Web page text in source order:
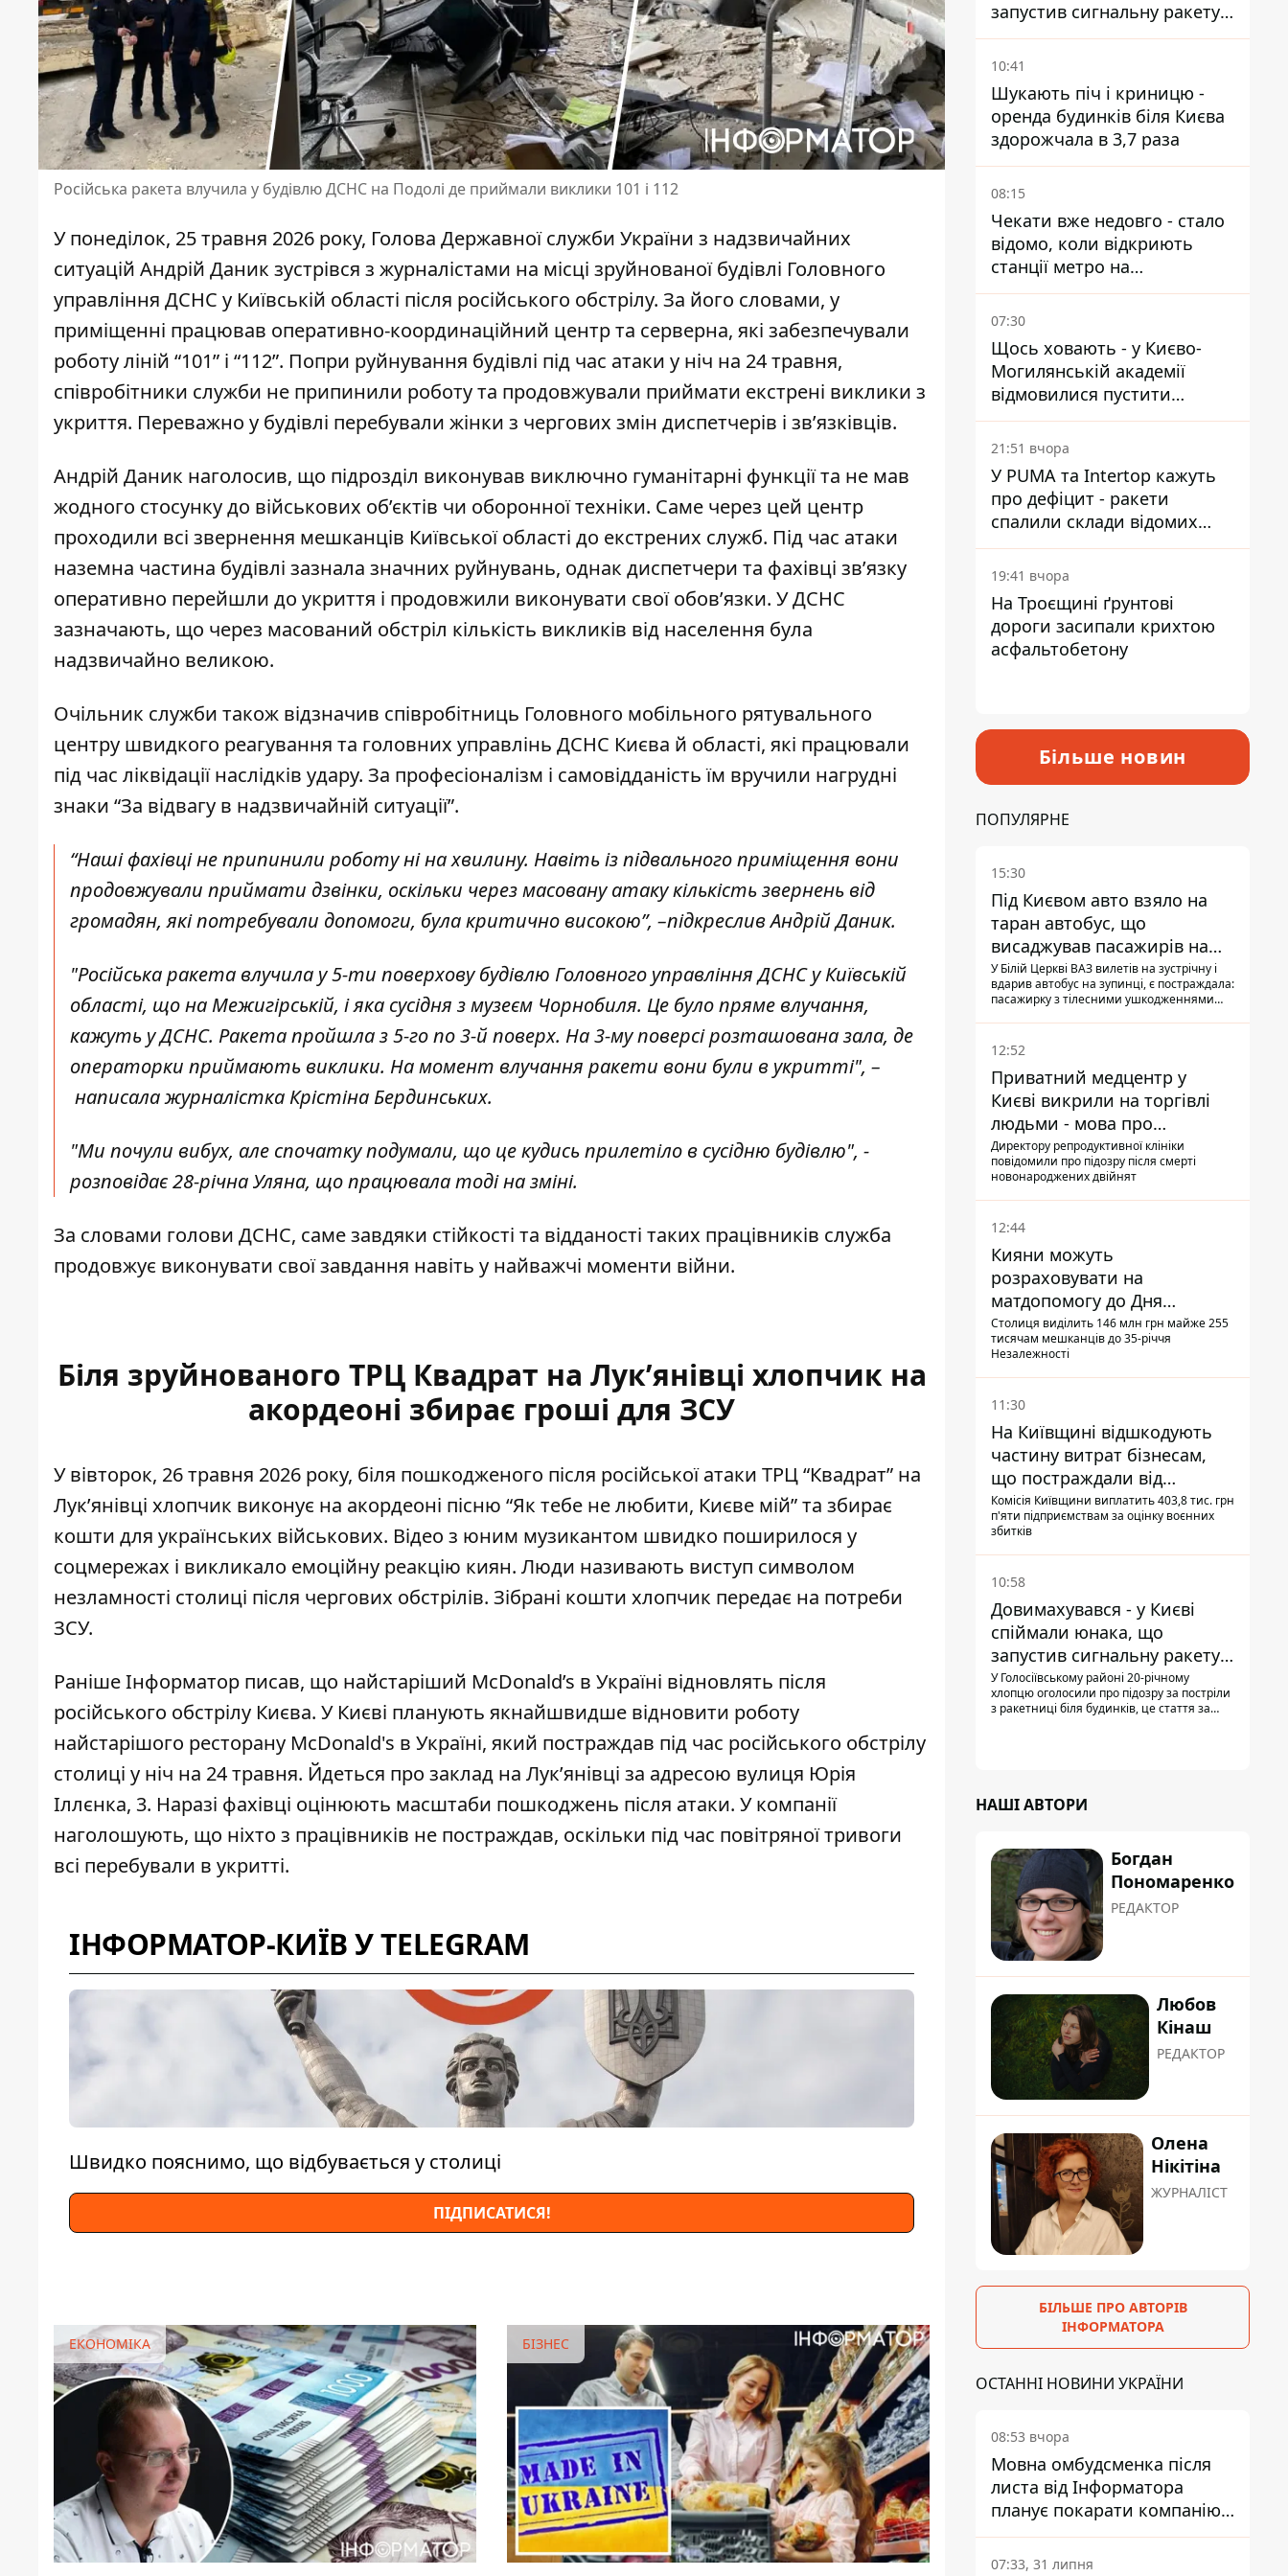
Російська ракета влучила у будівлю ДСНС на Подолі де приймали виклики 101 і 112
У понеділок, 25 травня 2026 року, Голова Державної служби України з надзвичайних
ситуацій Андрій Даник зустрівся з журналістами на місці зруйнованої будівлі Головного
управління ДСНС у Київській області після російського обстрілу. За його словами, у
приміщенні працював оперативно-координаційний центрта серверна, які забезпечували
роботу ліній “101” і “112”. Попри руйнування будівлі під час атаки у ніч на 24 травня,
співробітники служби не припинили роботу та продовжували приймати екстрені виклики з
укриття. Переважно у будівлі перебували жінки з чергових змін диспетчерів і зв’язківців.
Андрій Даник наголосив, що підрозділ виконував виключно гуманітарні функції та не мав
жодного стосунку до військових об’єктів чи оборонної техніки. Саме через цей центр
проходили всі звернення мешканців Київської області до екстрених служб. Під час атаки
наземна частина будівлі зазнала значних руйнувань, однак диспетчери та фахівці зв’язку
оперативно перейшли до укриття і продовжили виконувати свої обов’язки. У ДСНС
зазначають, що через масований обстріл кількість викликів від населення була
надзвичайно великою.
Очільник служби також відзначив співробітниць Головного мобільного рятувального
центру швидкого реагування та головних управлінь ДСНС Києва й області, які працювали
під час ліквідації наслідків удару. За професіоналізм і самовідданість їм вручили нагрудні
знаки “За відвагу в надзвичайній ситуації”.
“Наші фахівці не припинили роботу ні на хвилину. Навіть із підвального приміщення вони
продовжували приймати дзвінки, оскільки через масовану атаку кількість звернень від
громадян, які потребували допомоги, була критично високою”, –підкреслив Андрій Даник.
"Російська ракета влучила у 5-ти поверхову будівлю Головного управління ДСНС у Київській
області, що на Межигірській, і яка сусідня з музеєм Чорнобиля. Це було пряме влучання,
кажуть у ДСНС. Ракета пройшла з 5-го по 3-й поверх. На 3-му поверсі розташована зала, де
операторки приймають виклики. На момент влучання ракети вони були в укритті", –
написала журналістка Крістіна Бердинських.
"Ми почули вибух, але спочатку подумали, що це кудись прилетіло в сусідню будівлю", -
розповідає 28-річна Уляна, що працювала тоді на зміні.
За словами голови ДСНС, саме завдяки стійкості та відданості таких працівників служба
продовжує виконувати свої завдання навіть у найважчі моменти війни.
Біля зруйнованого ТРЦ Квадрат на Лукʼянівці хлопчик на
акордеоні збирає гроші для ЗСУ
У вівторок, 26 травня 2026 року, біля пошкодженого після російської атаки ТРЦ “Квадрат” на
Лукʼянівці хлопчик виконує на акордеоні пісню “Як тебе не любити, Києве мій” та збирає
кошти для українських військових. Відео з юним музикантом швидко поширилося у
соцмережах і викликало емоційну реакцію киян. Люди називають виступ символом
незламності столиці після чергових обстрілів. Зібрані кошти хлопчик передає на потреби
ЗСУ.
Раніше Інформатор писав, що найстаріший McDonald’s в Україні відновлять після
російського обстрілу Києва. У Києві планують якнайшвидше відновити роботу
найстарішого ресторану McDonald's в Україні, який постраждав під час російського обстрілу
столиці у ніч на 24 травня. Йдеться про заклад на Лук’янівці за адресою вулиця Юрія
Іллєнка, 3. Наразі фахівці оцінюють масштаби пошкоджень після атаки. У компанії
наголошують, що ніхто з працівників не постраждав, оскільки під час повітряної тривоги
всі перебували в укритті.
ІНФОРМАТОР-КИЇВ У TELEGRAM
Швидко пояснимо, що відбувається у столиці
ПІДПИСАТИСЯ!
ЕКОНОМІКА БІЗНЕС
запустив сигнальну ракету,
аби потішити дівчат
10:41
Шукають піч і криницю -
оренда будинків біля Києва
здорожчала в 3,7 раза
08:15
Чекати вже недовго - стало
відомо, коли відкриють
станції метро на
Виноградарі
07:30
Щось ховають - у Києво-
Могилянській академії
відмовилися пустити
комісію з охорони пам'яток
на територію
21:51 вчора
У PUMA та Intertop кажуть
про дефіцит - ракети
спалили склади відомих
брендів
19:41 вчора
На Троєщині ґрунтові
дороги засипали крихтою
асфальтобетону
Більше новин
ПОПУЛЯРНЕ
15:30
Під Києвом авто взяло на
таран автобус, що
висаджував пасажирів на
зупинці - пасажирка в
лікарні
У Білій Церкві ВАЗ вилетів на зустрічну і
вдарив автобус на зупинці, є постраждала:
пасажирку з тілесними ушкодженнями
12:52
Приватний медцентр у
Києві викрили на торгівлі
людьми - мова про
сурогатне материнство
Директору репродуктивної клініки
повідомили про підозру після смерті
новонароджених двійнят
12:44
Кияни можуть
розраховувати на
матдопомогу до Дня
незалежності - кому її
дадуть
Столиця виділить 146 млн грн майже 255
тисячам мешканців до 35-річчя
Незалежності
11:30
На Київщині відшкодують
частину витрат бізнесам,
що постраждали від
прильотів ракет
Комісія Київщини виплатить 403,8 тис. грн
п'яти підприємствам за оцінку воєнних
збитків
10:58
Довимахувався - у Києві
спіймали юнака, що
запустив сигнальну ракету,
аби потішити дівчат
У Голосіївському районі 20-річному
хлопцю оголосили про підозру за постріли
з ракетниці біля будинків, це стаття за
НАШІ АВТОРИ
Богдан
Пономаренко
РЕДАКТОР
Любов
Кінаш
РЕДАКТОР
Олена
Нікітіна
ЖУРНАЛІСТ
БІЛЬШЕ ПРО АВТОРІВ
ІНФОРМАТОРА
ОСТАННІ НОВИНИ УКРАЇНИ
08:53 вчора
Мовна омбудсменка після
листа від Інформатора
планує покарати компанію-
підрядника ПриватБанку
07:33, 31 липня